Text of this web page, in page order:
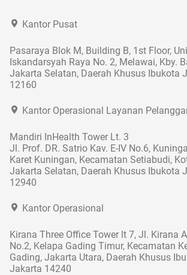
Kantor Pusat
Pasaraya Blok M, Building B, 1st Floor,
Iskandarsyah Raya No. 2, Melawai, Kby.
Jakarta Selatan, Daerah Khusus Ibukota
12160
Kantor Operasional Layanan
Mandiri InHealth Tower Lt. 3
Jl. Prof. DR. Satrio Kav. E-IV No.6,
Karet Kuningan, Kecamatan Setiabudi,
Jakarta Selatan, Daerah Khusus Ibukota
12940
Kantor Operasional
Kirana Three Office Tower lt 7, Jl. Kirana
No.2, Kelapa Gading Timur, Kecamatan
Gading, Jakarta Utara, Daerah Khusus
Jakarta 14240